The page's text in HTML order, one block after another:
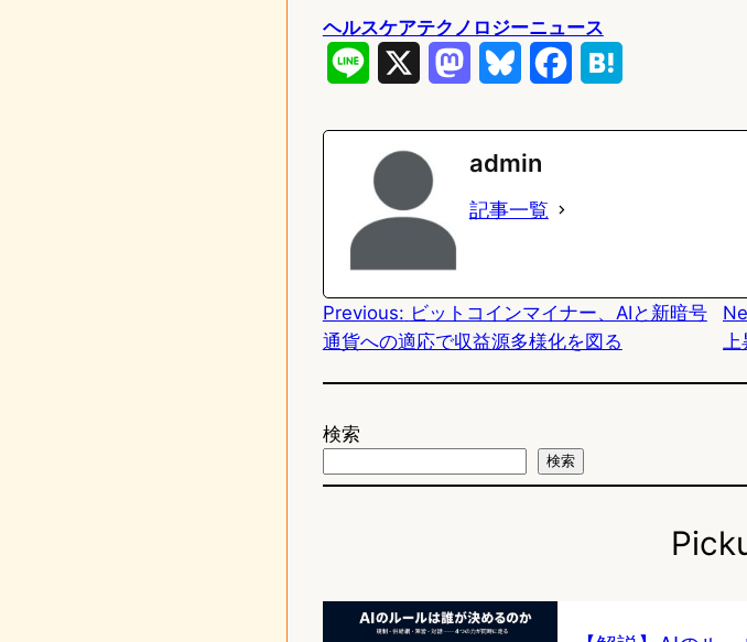
ヘルスケアテクノロジーニュース
e
o
n
y
o
k
admin
記事一覧
Previous: ビットコインマイナー、AIと新暗号
通貨への適応で収益源多様化を図る
上
検索
検索